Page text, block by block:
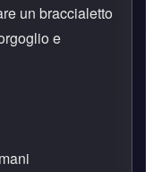
un braccialetto
e